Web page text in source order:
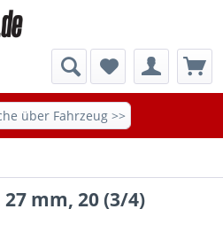
über Fahrzeug >>
mm, 20 (3/4)